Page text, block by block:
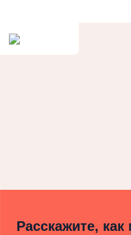
Расскажите,